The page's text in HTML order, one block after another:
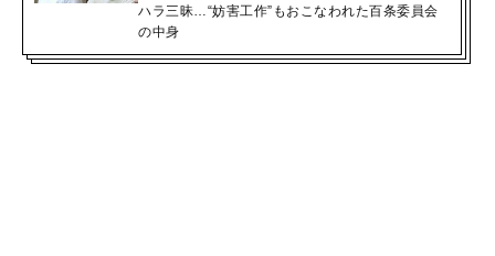
ハラ三昧…“妨害工作”もおこなわれた百条委員会
の中身